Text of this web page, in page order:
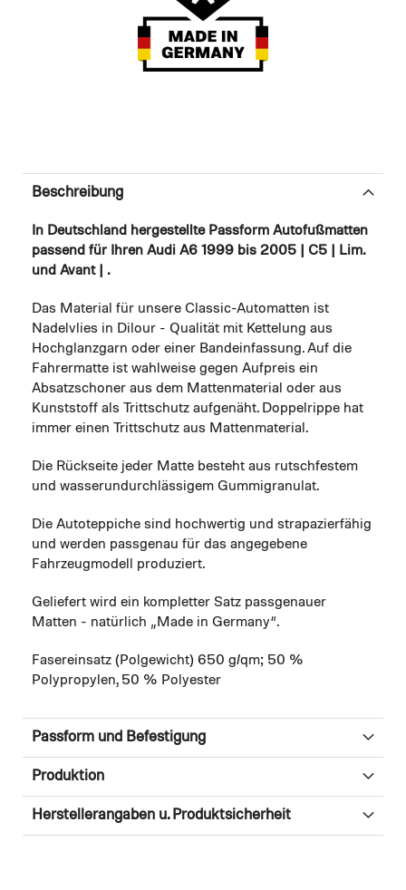
Beschreibung
In Deutschland hergestellte Passform Autofußmatten
passend für Ihren Audi A6 1999 bis 2005 | C5 | Lim.
und Avant | .
Das Material für unsere Classic-Automatten ist
Nadelvlies in Dilour - Qualität mit Kettelung aus
Hochglanzgarn oder einer Bandeinfassung. Auf die
Fahrermatte ist wahlweise gegen Aufpreis ein
Absatzschoner aus dem Mattenmaterial oder aus
Kunststoff als Trittschutz aufgenäht. Doppelrippe hat
immer einen Trittschutz aus Mattenmaterial.
Die Rückseite jeder Matte besteht aus rutschfestem
und wasserundurchlässigem Gummigranulat.
Die Autoteppiche sind hochwertig und strapazierfähig
und werden passgenau für das angegebene
Fahrzeugmodell produziert.
Geliefert wird ein kompletter Satz passgenauer
Matten - natürlich „Made in Germany“.
Fasereinsatz (Polgewicht) 650 g/qm; 50 %
Polypropylen, 50 % Polyester
Passform und Befestigung
Produktion
Herstellerangaben u. Produktsicherheit